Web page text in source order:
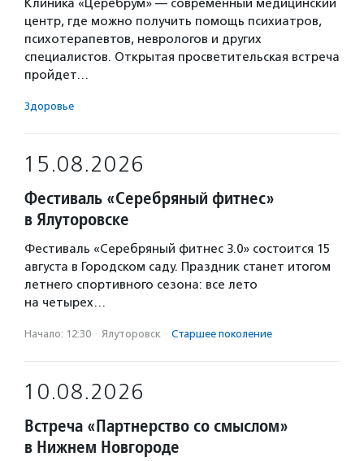
Клиника «Церебрум» — современный медицинский
центр, где можно получить помощь психиатров,
психотерапевтов, неврологов и других
специалистов. Открытая просветительская встреча
пройдет…
Здоровье
15.08.2026
Фестиваль «Серебряный фитнес»
в Ялуторовске
Фестиваль «Серебряный фитнес 3.0» состоится 15
августа в Городском саду. Праздник станет итогом
летнего спортивного сезона: все лето
на четырех…
Начало: 12:30 · Ялуторовск · Старшее поколение
10.08.2026
Встреча «Партнерство со смыслом»
в Нижнем Новгороде